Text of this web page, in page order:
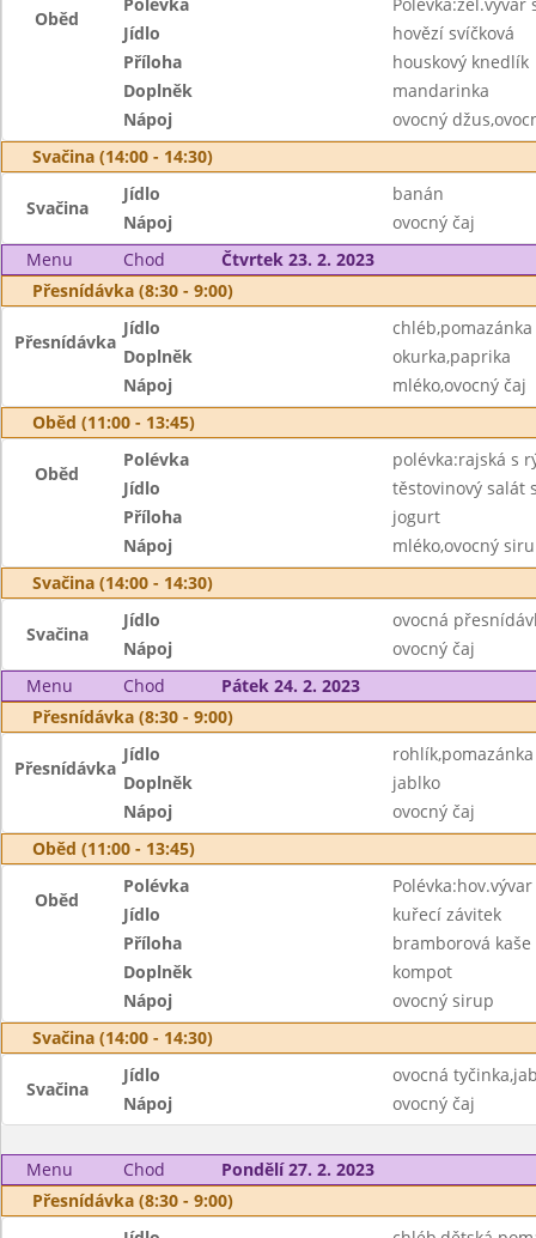
Oběd
Jídlo
hovězí svíčková
Příloha
houskový knedlík
Doplněk
mandarinka
Nápoj
ovocný
Svačina (14:00 - 14:30)
Svačina
Jídlo
banán
Nápoj
ovocný čaj
Menu
Chod
Čtvrtek 23. 2. 2023
Přesnídávka (8:30 - 9:00)
Přesnídávka
Jídlo
Doplněk
okurka,paprika
Nápoj
mléko,ovocný čaj
Oběd (11:00 - 13:45)
Oběd
Polévka
polévka:rajská s
Jídlo
těstovinový salát
Příloha
jogurt
Nápoj
mléko,ovocný
Svačina (14:00 - 14:30)
Svačina
Jídlo
ovocná
Nápoj
ovocný čaj
Menu
Chod
Pátek 24. 2. 2023
Přesnídávka (8:30 - 9:00)
Přesnídávka
Jídlo
Doplněk
jablko
Nápoj
ovocný čaj
Oběd (11:00 - 13:45)
Oběd
Polévka
Jídlo
kuřecí závitek
Příloha
bramborová kaše
Doplněk
kompot
Nápoj
ovocný sirup
Svačina (14:00 - 14:30)
Svačina
Jídlo
ovocná
Nápoj
ovocný čaj
Menu Chod
Pondělí 27. 2. 2023
Přesnídávka (8:30 - 9:00)